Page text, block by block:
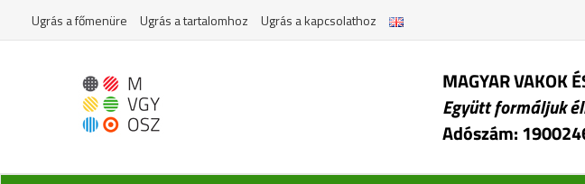
Ugrás a főmenüre Ugrás a tartalomhoz Ugrás a kapcsolathoz
MAGYAR VAKOK
Együtt formáljuk
Adószám: